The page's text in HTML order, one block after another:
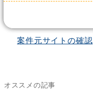
案件元サイトの確認
オススメの記事